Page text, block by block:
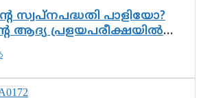
സ്വപ്നപദ്ധതി പാളിയോ?
ആദ്യ പ്രളയപരീക്ഷയിൽ